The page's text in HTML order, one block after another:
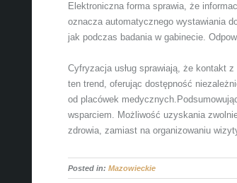
Elektroniczna forma sprawia, że
oznacza automatycznego wystawiania
jak podczas badania w gabinecie.
Cyfryzacja usług sprawiają, że kontakt
ten trend, oferując dostępność
od placówek
wsparciem. Możliwość uzyskania
zdrowia, zamiast na organizowaniu
Posted in:Mazowieckie